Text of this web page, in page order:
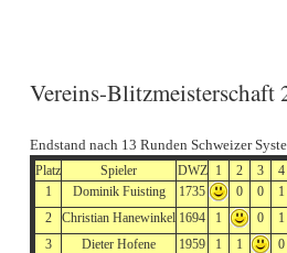
Vereins-Blitzmeisterschaft
Endstand nach 13 Runden Schweizer
Platz Spieler DWZ 1 2 3
4
1
Dominik Fuisting 1735 0 0
1
2
Christian Hanewinkel 1694 1 0
1
3
Dieter Hofene 1959 1 1
0